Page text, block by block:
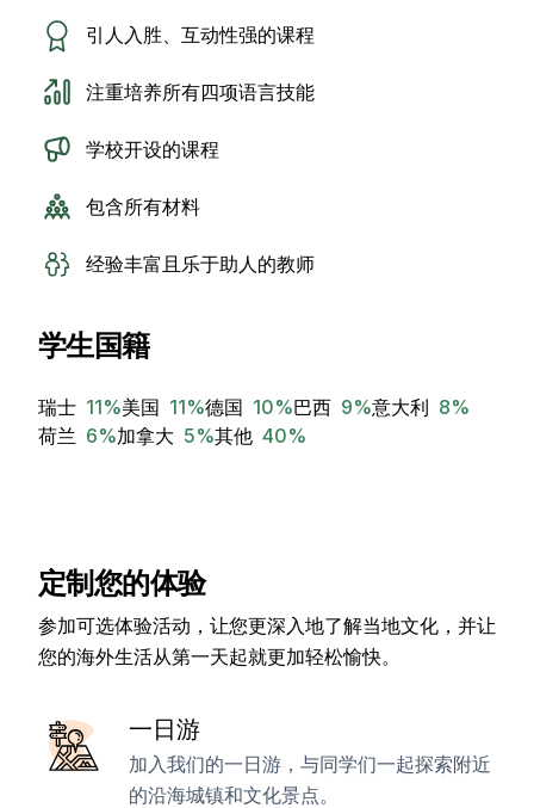
引人入胜、互动性强的课程
注重培养所有四项语言技能
学校开设的课程
包含所有材料
经验丰富且乐于助人的教师
学生国籍
瑞士 11%美国 11%德国 10%巴西 9%意大利 8%
荷兰 6%加拿大 5%其他 40%
定制您的体验
参加可选体验活动，让您更深入地了解当地文化，并让
您的海外生活从第一天起就更加轻松愉快。
一日游
加入我们的一日游，与同学们一起探索附近
的沿海城镇和文化景点。